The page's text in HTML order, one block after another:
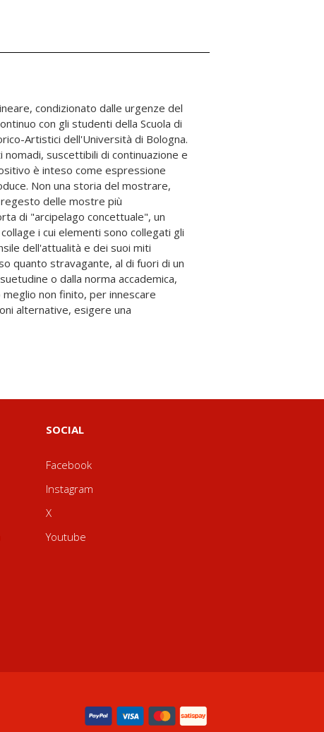
SOCIAL
Facebook
Instagram
X
Youtube